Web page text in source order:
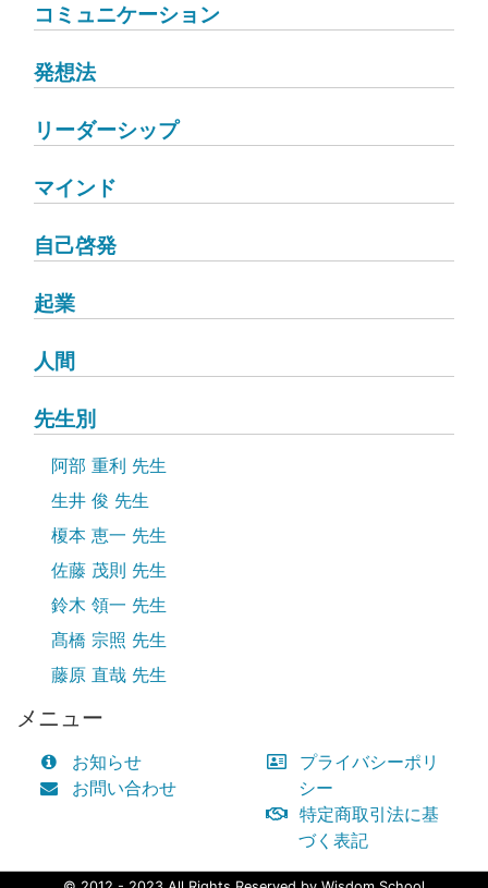
コミュニケーション
発想法
リーダーシップ
マインド
自己啓発
起業
人間
先生別
阿部 重利 先生
生井 俊 先生
榎本 恵一 先生
佐藤 茂則 先生
鈴木 領一 先生
髙橋 宗照 先生
藤原 直哉 先生
メニュー
お知らせ
お問い合わせ
プライバシーポリ
シー
特定商取引法に基
づく表記